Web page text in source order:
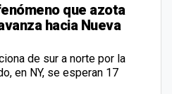
que azota
hacia Nueva
de sur a norte por la
en NY, se esperan 17